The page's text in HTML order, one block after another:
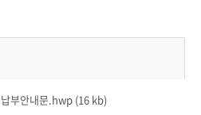
부안내문.hwp (16 kb)